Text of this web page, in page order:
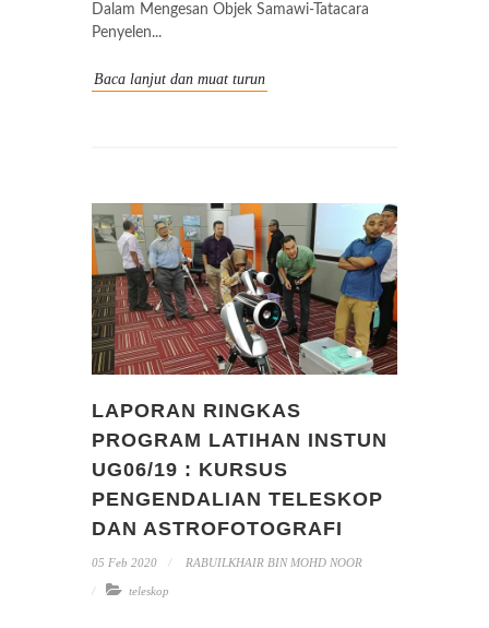
Dalam Mengesan Objek Samawi-Tatacara
Penyelen...
Baca lanjut dan muat turun
LAPORAN RINGKAS
PROGRAM LATIHAN INSTUN
UG06/19 : KURSUS
PENGENDALIAN TELESKOP
DAN ASTROFOTOGRAFI
05 Feb 2020 RABUILKHAIR BIN MOHD NOOR
teleskop